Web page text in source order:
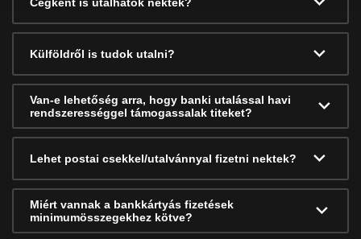
Külföldről is tudok utalni?
Van-e lehetőség arra, hogy banki utalással havi
rendszerességgel támogassalak titeket?
Lehet postai csekkel/utalvánnyal fizetni nektek?
Miért vannak a bankkártyás fizetések
minimumösszegekhez kötve?